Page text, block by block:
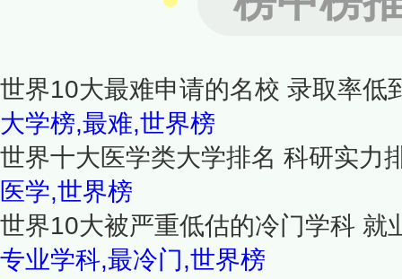
世界10大最难申请的名校 录取率低
大学榜,最难,世界榜
世界十大医学类大学排名 科研实力
医学,世界榜
世界10大被严重低估的冷门学科 就
专业学科,最冷门,世界榜